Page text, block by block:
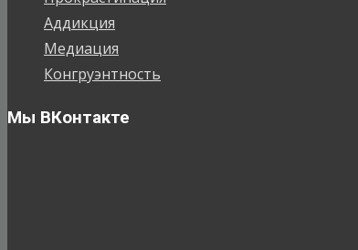
Аддикция
Медиация
Конгруэнтность
Мы ВКонтакте